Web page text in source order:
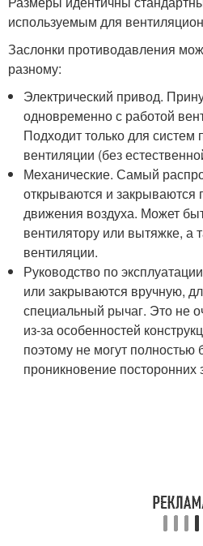
используемым для
Заслонки противодавления
разному:
Электрический привод.
одновременно с работой
Подходит только для систем
вентиляции (без
Механические. Самый
открываются и закрываются
движения воздуха. Может
вентилятору или вытяжке, а
вентиляции.
Руководство по
или закрываются вручную,
специальный рычаг. Это не
из-за особенностей
поэтому не могут полностью
проникновение посторонних